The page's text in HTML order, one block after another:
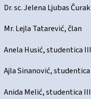
Dr. sc. Jelena Ljubas
Mr. Lejla Tatarević, član
Anela Husić, studentica
Ajla Sinanović,
Anida Melić, studentica